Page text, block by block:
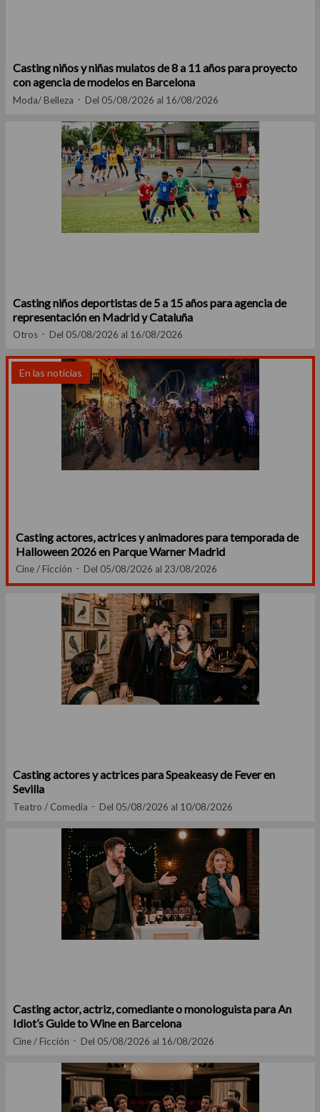
Casting niños y niñas mulatos de 8 a 11 años para proyecto
con agencia de modelos en Barcelona
Moda/ Belleza Del 05/08/2026 al 16/08/2026
Casting niños deportistas de 5 a 15 años para agencia de
representación en Madrid y Cataluña
Otros Del 05/08/2026 al 16/08/2026
En las noticias
Casting actores, actrices y animadores para temporada de
Halloween 2026 en Parque Warner Madrid
Cine / Ficción Del 05/08/2026 al 23/08/2026
Casting actores y actrices para Speakeasy de Fever en
Sevilla
Teatro / Comedia Del 05/08/2026 al 10/08/2026
Casting actor, actriz, comediante o monologuista para An
Idiot’s Guide to Wine en Barcelona
Cine / Ficción Del 05/08/2026 al 16/08/2026